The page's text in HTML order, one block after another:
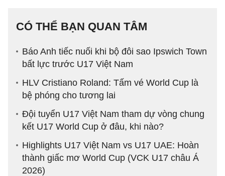
CÓ THỂ BẠN QUAN TÂM
Báo Anh tiếc nuối khi bộ đôi sao Ipswich Town
bất lực trước U17 Việt Nam
HLV Cristiano Roland: Tấm vé World Cup là
bệ phóng cho tương lai
Đội tuyển U17 Việt Nam tham dự vòng chung
kết U17 World Cup ở đâu, khi nào?
Highlights U17 Việt Nam vs U17 UAE: Hoàn
thành giấc mơ World Cup (VCK U17 châu Á
2026)